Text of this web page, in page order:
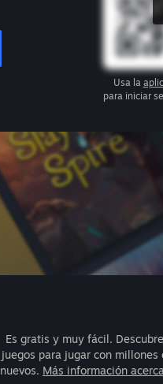
Usa la
para iniciar
Es gratis y muy fácil.
juegos para jugar con millones
nuevos. Más información